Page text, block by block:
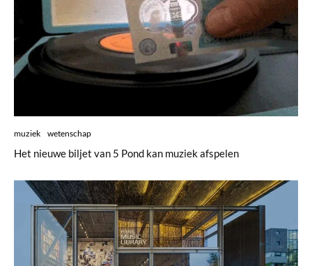
muziek wetenschap
Het nieuwe biljet van 5 Pond kan muziek afspelen